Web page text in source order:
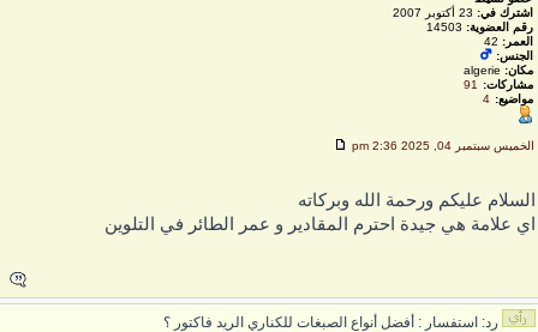
اشترك في:23 أكتوبر 2007
رقم العضوية:14503
العمر: 42
الجنس:
مكان:algerie
مشاركات:
91
مواضيع:
4
الخميس سبتمبر 04, 2025 2:36 pm
عليكم ورحمة الله وبركاته
علامة هي جيدة احترم المقادير و عمر الطائر في التلوين
رد: استفسار : أفضل أنواع الصبغات للكناري الريد فاكتور ؟